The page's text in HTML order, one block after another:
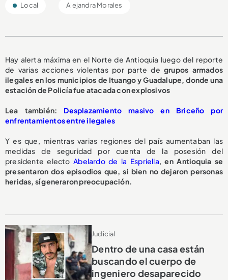
Local Alejandra Morales
Hay alerta máxima en el Norte de Antioquia luego del reporte
de varias acciones violentas por parte degrupos armados
ilegales en los municipios de Ituango y Guadalupe, donde una
estación de Policía fue atacada con explosivos
Lea también: Desplazamiento masivo en Briceño por
enfrentamientos entre ilegales
Y es que, mientras varias regiones del país aumentaban las
medidas de seguridad por cuenta de la posesión del
presidente electo Abelardo de la Espriella
en Antioquia se
presentaron dos episodios que, si bien no dejaron personas
heridas, sí generaron preocupación.
Judicial
Dentro de una casa están
buscando el cuerpo de
ingeniero desaparecido